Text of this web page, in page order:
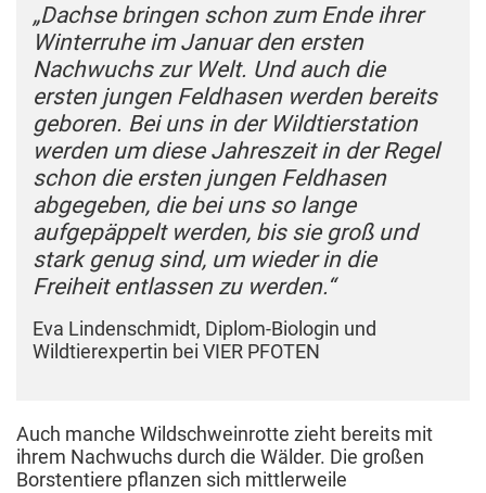
„Dachse bringen schon zum Ende ihrer
Winterruhe im Januar den ersten
Nachwuchs zur Welt. Und auch die
ersten jungen Feldhasen werden bereits
geboren. Bei uns in der Wildtierstation
werden um diese Jahreszeit in der Regel
schon die ersten jungen Feldhasen
abgegeben, die bei uns so lange
aufgepäppelt werden, bis sie groß und
stark genug sind, um wieder in die
Freiheit entlassen zu werden.“
Eva Lindenschmidt, Diplom-Biologin und
Wildtierexpertin bei VIER PFOTEN
Auch manche Wildschweinrotte zieht bereits mit
ihrem Nachwuchs durch die Wälder. Die großen
Borstentiere pflanzen sich mittlerweile